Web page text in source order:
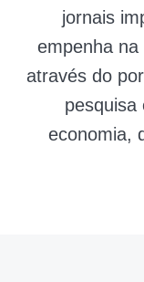
jornais
empenha na
através do
pesquisa
economia,